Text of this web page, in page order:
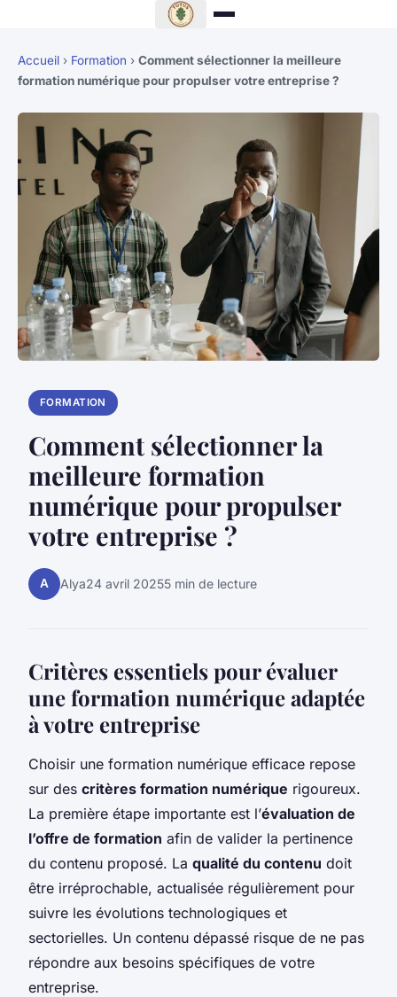
Accueil › Formation › Comment sélectionner la meilleure
formation numérique pour propulser votre entreprise ?
FORMATION
Comment sélectionner la
meilleure formation
numérique pour propulser
votre entreprise ?
A Alya24 avril 20255 min de lecture
Critères essentiels pour évaluer
une formation numérique adaptée
à votre entreprise
Choisir une formation numérique efficace repose
sur des critères formation numérique rigoureux.
La première étape importante est l’évaluation de
l’offre de formation afin de valider la pertinence
du contenu proposé. La qualité du contenu doit
être irréprochable, actualisée régulièrement pour
suivre les évolutions technologiques et
sectorielles. Un contenu dépassé risque de ne pas
répondre aux besoins spécifiques de votre
entreprise.